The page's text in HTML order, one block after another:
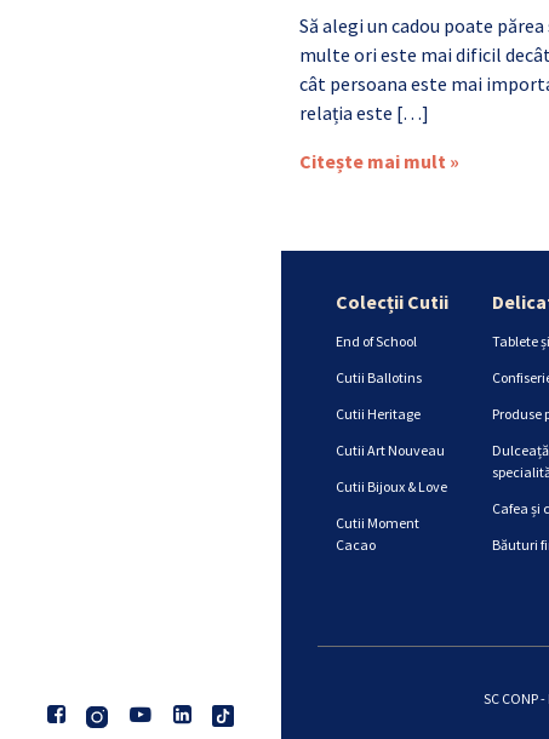
Să alegi un cadou poate
multe ori este mai dificil
cât persoana este mai
relația este […]
Citește mai mult »
Colecții Cutii
End of School
Cutii Ballotins
Cutii Heritage
Cutii Art Nouveau
Cutii Bijoux & Love
Cutii Moment
Cacao
Tablete
Produse
Cafea și
Băuturi
SC CONP